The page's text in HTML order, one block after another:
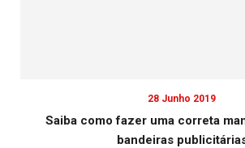
28 Junho 2019
Saiba como fazer uma correta
bandeiras